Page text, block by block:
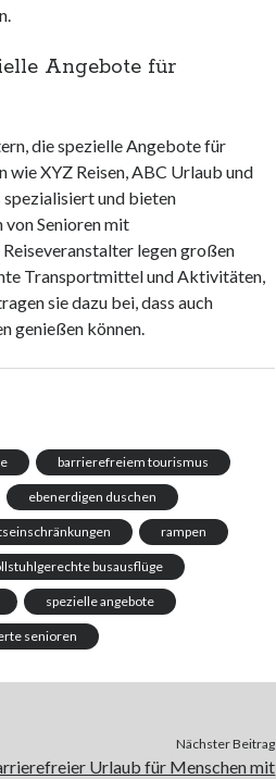
Angebote für
die spezielle Angebote für
XYZ Reisen, ABC Urlaub und
spezialisiert und bieten
von Senioren mit
legen großen
Transportmittel und Aktivitäten,
sie dazu bei, dass auch
genießen können.
barrierefreiem tourismus
ebenerdigen duschen
rampen
busausflüge
spezielle angebote
senioren
Nächster Beitrag
Urlaub für Menschen mit